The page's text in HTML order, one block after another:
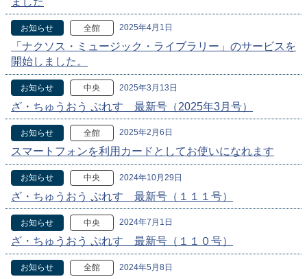
お知らせ 全館 2025年4月1日
「ナクソス・ミュージック・ライブラリー」のサービスを
開始しました。
お知らせ 中央 2025年3月13日
ざ・ちゅうおう ぷれす 最新号（2025年3月号）
お知らせ 全館 2025年2月6日
スマートフォンを利用カードとしてお使いになれます
お知らせ 中央 2024年10月29日
ざ・ちゅうおう ぷれす 最新号（１１１号）
お知らせ 中央 2024年7月1日
ざ・ちゅうおう ぷれす 最新号（１１０号）
お知らせ 全館 2024年5月8日